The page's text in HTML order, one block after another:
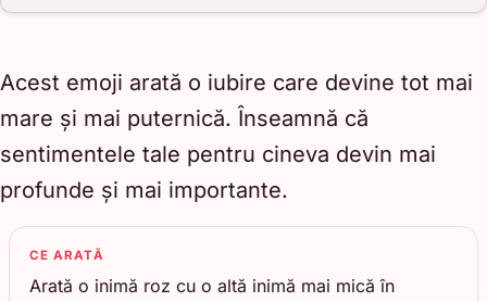
Acest emoji arată o iubire care devine tot mai
mare și mai puternică. Înseamnă că
sentimentele tale pentru cineva devin mai
profunde și mai importante.
CE ARATĂ
Arată o inimă roz cu o altă inimă mai mică în